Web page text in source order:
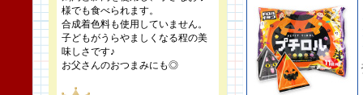
様でも食べられます。
合成着色料も使用していません。
子どもがうらやましくなる程の美
味しさです♪
お父さんのおつまみにも◎